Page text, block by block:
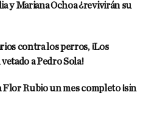
y Mariana Ochoa ¿revivirán su
contra los perros, ¡Los
a Pedro Sola!
Flor Rubio un mes completo ¡sin